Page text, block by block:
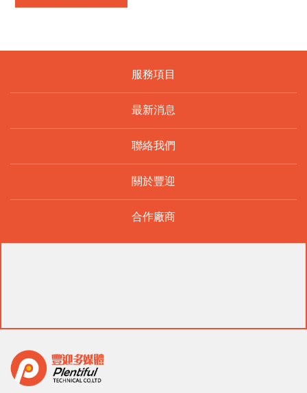
服務項目
最新消息
聯絡我們
關於豐迎
合作廠商